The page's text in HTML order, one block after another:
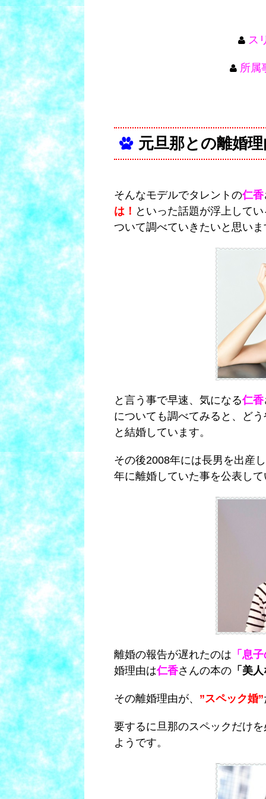
ス
所属
元旦那との離婚
そんなモデルでタレントの仁香
は！ といった話題が浮上して
ついて調べていきたいと思い
と言う事で早速、気になる仁香
についても調べてみると、ど
と結婚しています。
その後2008年には長男を出産
年に離婚していた事を公表し
離婚の報告が遅れたのは 「息
婚理由は仁香さんの本の 「美
その離婚理由が、 ”スペック婚”
要するに旦那のスペックだけ
ようです。